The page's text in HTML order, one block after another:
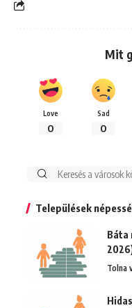
Mit
Love
0
Sad
0
Keresés:
Települések
Báta
Tolna